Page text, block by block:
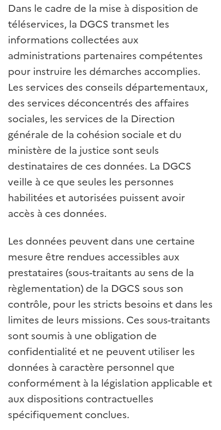
Dans le cadre de la mise à disposition de
téléservices, la DGCS transmet les
informations collectées aux
administrations partenaires compétentes
pour instruire les démarches accomplies.
Les services des conseils départementaux,
des services déconcentrés des affaires
sociales, les services de la Direction
générale de la cohésion sociale et du
ministère de la justice sont seuls
destinataires de ces données. La DGCS
veille à ce que seules les personnes
habilitées et autorisées puissent avoir
accès à ces données.
Les données peuvent dans une certaine
mesure être rendues accessibles aux
prestataires (sous-traitants au sens de la
règlementation) de la DGCS sous son
contrôle, pour les stricts besoins et dans les
limites de leurs missions. Ces sous-traitants
sont soumis à une obligation de
confidentialité et ne peuvent utiliser les
données à caractère personnel que
conformément à la législation applicable et
aux dispositions contractuelles
spécifiquement conclues.